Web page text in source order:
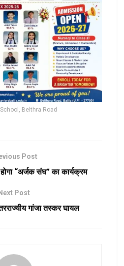
Belthra Road
Post
“अर्जक संघ” का कार्यक्रम
Next Post
गांजा तस्कर घायल